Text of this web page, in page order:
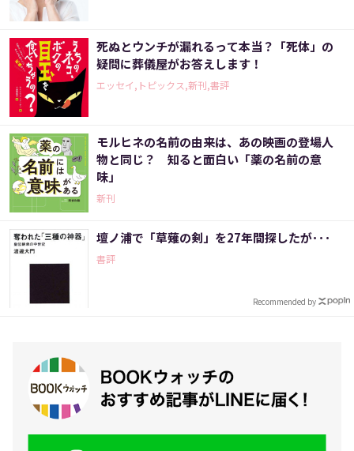
死ぬとウンチが漏れるって本当？「死体」の
疑問に葬儀屋がお答えします！
エッセイ,トピックス,新刊,書評
モルヒネの名前の由来は、あの映画の登場人
物と同じ？ 知ると面白い「薬の名前の意
味」
新刊
壇ノ浦で「草薙の剣」を27年間探したが･･･
書評
Recommended by